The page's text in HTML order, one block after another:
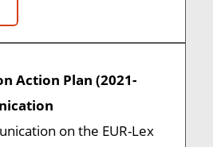
Action Plan (2021-
on the EUR-Lex